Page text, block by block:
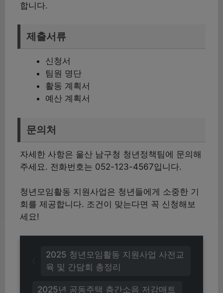
합니다.
제출서류
신청서
팀원 명단
활동 계획서
예산 계획서
문의처
자세한 사항은 울산 남구청 청년정책팀에 문의해
주세요. 전화번호는 052-123-4567입니다.
청년모임활동 지원사업은 청년들에게 소중한 기
회를 제공합니다. 조건이 맞는다면 꼭 신청해보
세요!
2025년 공동주택 층간소음 저감매트
2025 청년모임활동 지원사업 사전교
육 및 간담회 총정리